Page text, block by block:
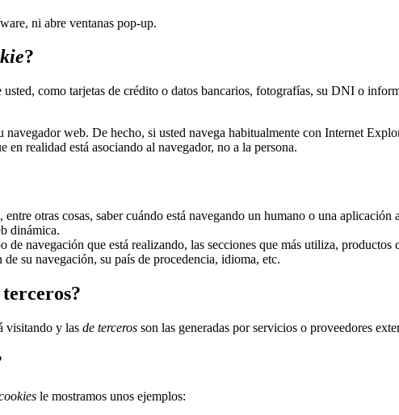
ni abre ventanas pop-up.
?
como tarjetas de crédito o datos bancarios, fotografías, su DNI o
navegador web. De hecho, si usted navega habitualmente con Internet
en realidad está asociando al navegador, no a la persona.
entre otras cosas, saber cuándo está navegando un humano o una
dinámica.
navegación que está realizando, las secciones que más utiliza,
su navegación, su país de procedencia, idioma, etc.
visitando y las de terceros son las generadas por servicios o proveedores
le mostramos unos ejemplos: